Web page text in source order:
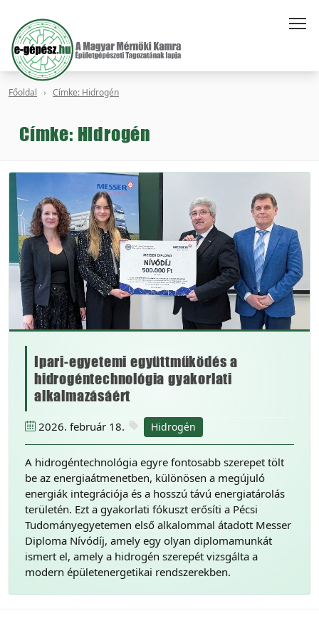
Főoldal Címke: Hidrogén
Címke: Hidrogén
Ipari-egyetemi együttműködés a
hidrogéntechnológia gyakorlati
alkalmazásáért
2026. február 18. Hidrogén
A hidrogéntechnológia egyre fontosabb szerepet tölt
be az energiaátmenetben, különösen a megújuló
energiák integrációja és a hosszú távú energiatárolás
területén. Ezt a gyakorlati fókuszt erősíti a Pécsi
Tudományegyetemen első alkalommal átadott Messer
Diploma Nívódíj, amely egy olyan diplomamunkát
ismert el, amely a hidrogén szerepét vizsgálta a
modern épületenergetikai rendszerekben.